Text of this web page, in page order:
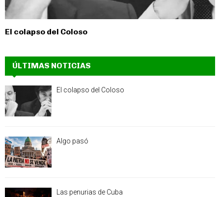
El colapso del Coloso
ÚLTIMAS NOTICIAS
El colapso del Coloso
Algo pasó
Las penurias de Cuba